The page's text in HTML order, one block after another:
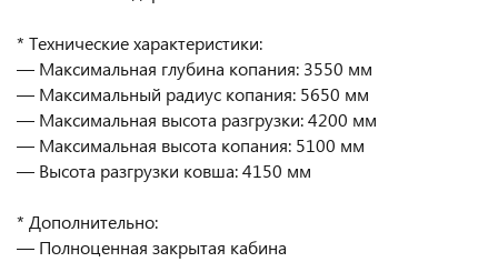
* Технические характеристики:
— Максимальная глубина копания: 3550 мм
— Максимальный радиус копания: 5650 мм
— Максимальная высота разгрузки: 4200 мм
— Максимальная высота копания: 5100 мм
— Высота разгрузки ковша: 4150 мм
* Дополнительно:
— Полноценная закрытая кабина